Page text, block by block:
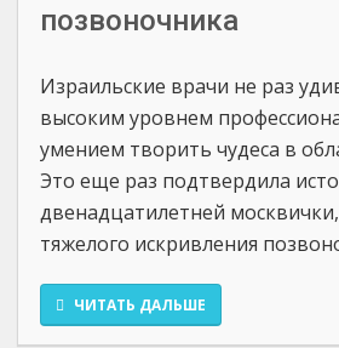
позвоночника
Израильские врачи не раз
высоким уровнем
умением творить чудеса в
Это еще раз подтвердила
двенадцатилетней
тяжелого искривления
ЧИТАТЬ ДАЛЬШЕ